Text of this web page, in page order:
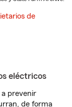
de
eléctricos
prevenir
de forma